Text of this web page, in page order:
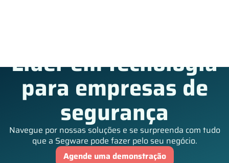
Líder em tecnologia
para empresas de
segurança
Navegue por nossas soluções e se surpreenda com tudo
que a Segware pode fazer pelo seu negócio.
Agende uma demonstração